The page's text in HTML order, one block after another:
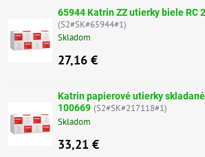
65944 Katrin ZZ utierky biele RC
(S2#SK#65944#1)
Skladom
27,16 €
Katrin papierové utierky
100669 (S2#SK#217118#1)
Skladom
33,21 €